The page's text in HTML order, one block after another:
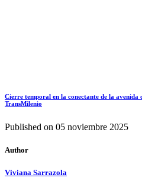
Cierre temporal en la conectante de la
TransMilenio
Published on 05 noviembre 2025
Author
Viviana Sarrazola